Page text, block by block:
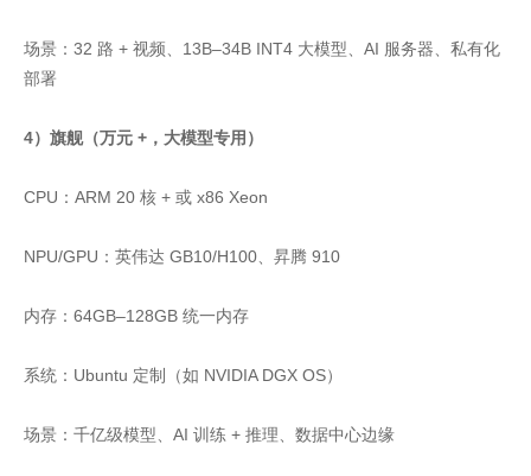
场景：32 路 + 视频、13B–34B INT4 大模型、AI 服务器、私有化
部署
4）旗舰（万元 +，大模型专用）
CPU：ARM 20 核 + 或 x86 Xeon
NPU/GPU：英伟达 GB10/H100、昇腾 910
内存：64GB–128GB 统一内存
系统：Ubuntu 定制（如 NVIDIA DGX OS）
场景：千亿级模型、AI 训练 + 推理、数据中心边缘